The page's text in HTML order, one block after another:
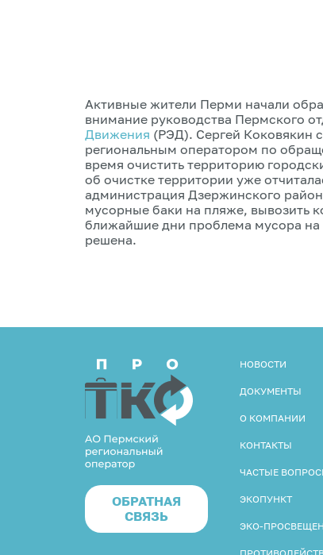
Активные жители Перми начали
внимание руководства Пермского
Движения (РЭД). Сергей Коковякин
региональным оператором по
время очистить территорию
об очистке территории уже
администрация Дзержинского
мусорные баки на пляже, вывозить
ближайшие дни проблема мусора
решена.
ОБРАТНАЯ
СВЯЗЬ
НОВОСТИ
ДОКУМЕНТЫ
О КОМПАНИИ
КОНТАКТЫ
ЧАСТЫЕ
ЭКОПУНКТ
ЭКО-